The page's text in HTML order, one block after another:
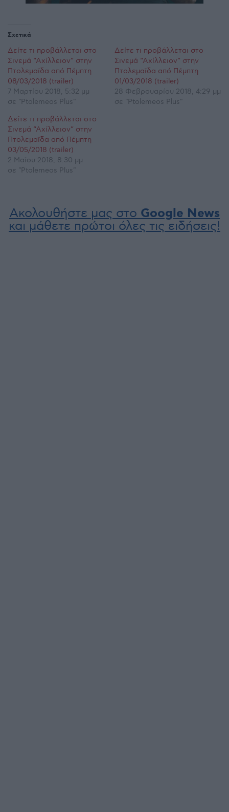
Σχετικά
Δείτε τι προβάλλεται στο
Σινεμά “Αχίλλειον” στην
Πτολεμαΐδα από Πέμπτη
08/03/2018 (trailer)
7 Μαρτίου 2018, 5:32 μμ
σε "Ptolemeos Plus"
Δείτε τι προβάλλεται στο
Σινεμά “Αχίλλειον” στην
Πτολεμαΐδα από Πέμπτη
01/03/2018 (trailer)
28 Φεβρουαρίου 2018, 4:29 μμ
σε "Ptolemeos Plus"
Δείτε τι προβάλλεται στο
Σινεμά “Αχίλλειον” στην
Πτολεμαΐδα από Πέμπτη
03/05/2018 (trailer)
2 Μαΐου 2018, 8:30 μμ
σε "Ptolemeos Plus"
Ακολουθήστε μας στο Google News
και μάθετε πρώτοι όλες τις ειδήσεις!